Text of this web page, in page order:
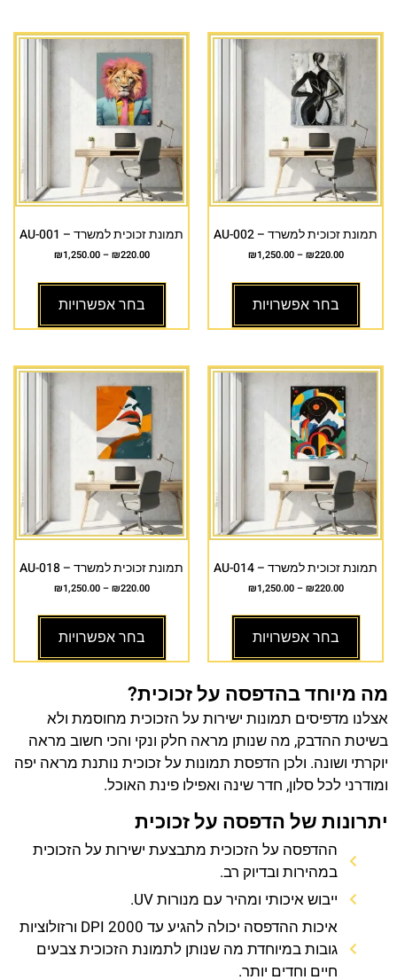
תמונת זכוכית למשרד – AU-002
₪220.00
–
₪1,250.00
בחר אפשרויות
תמונת זכוכית למשרד – AU-001
₪220.00
–
₪1,250.00
בחר אפשרויות
תמונת זכוכית למשרד – AU-014
₪220.00
–
₪1,250.00
בחר אפשרויות
תמונת זכוכית למשרד – AU-018
₪220.00
–
₪1,250.00
בחר אפשרויות
מה מיוחד בהדפסה על זכוכית?
אצלנו מדפיסים תמונות ישירות על הזכוכית מחוסמת ולא
בשיטת ההדבק, מה שנותן מראה חלק ונקי והכי חשוב מראה
יוקרתי ושונה. ולכן הדפסת תמונות על זכוכית נותנת מראה יפה
ומודרני לכל סלון, חדר שינה ואפילו פינת האוכל.
יתרונות של הדפסה על זכוכית
ההדפסה על הזכוכית מתבצעת ישירות על הזכוכית
במהירות ובדיוק רב.
ייבוש איכותי ומהיר עם מנורות UV.
איכות ההדפסה יכולה להגיע עד 2000 DPI ורזולוציות
גובות במיוחדת מה שנותן לתמונת הזכוכית צבעים
חיים וחדים יותר.